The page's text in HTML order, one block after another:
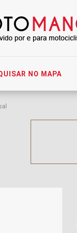
NO MAPA